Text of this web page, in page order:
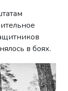
в боях.